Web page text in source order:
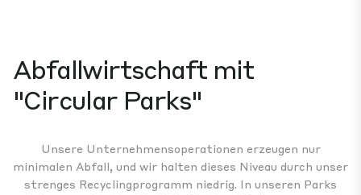
Abfallwirtschaft mit
"Circular Parks"
Unsere Unternehmensoperationen erzeugen nur
minimalen Abfall, und wir halten dieses Niveau durch unser
strenges Recyclingprogramm niedrig. In unseren Parks